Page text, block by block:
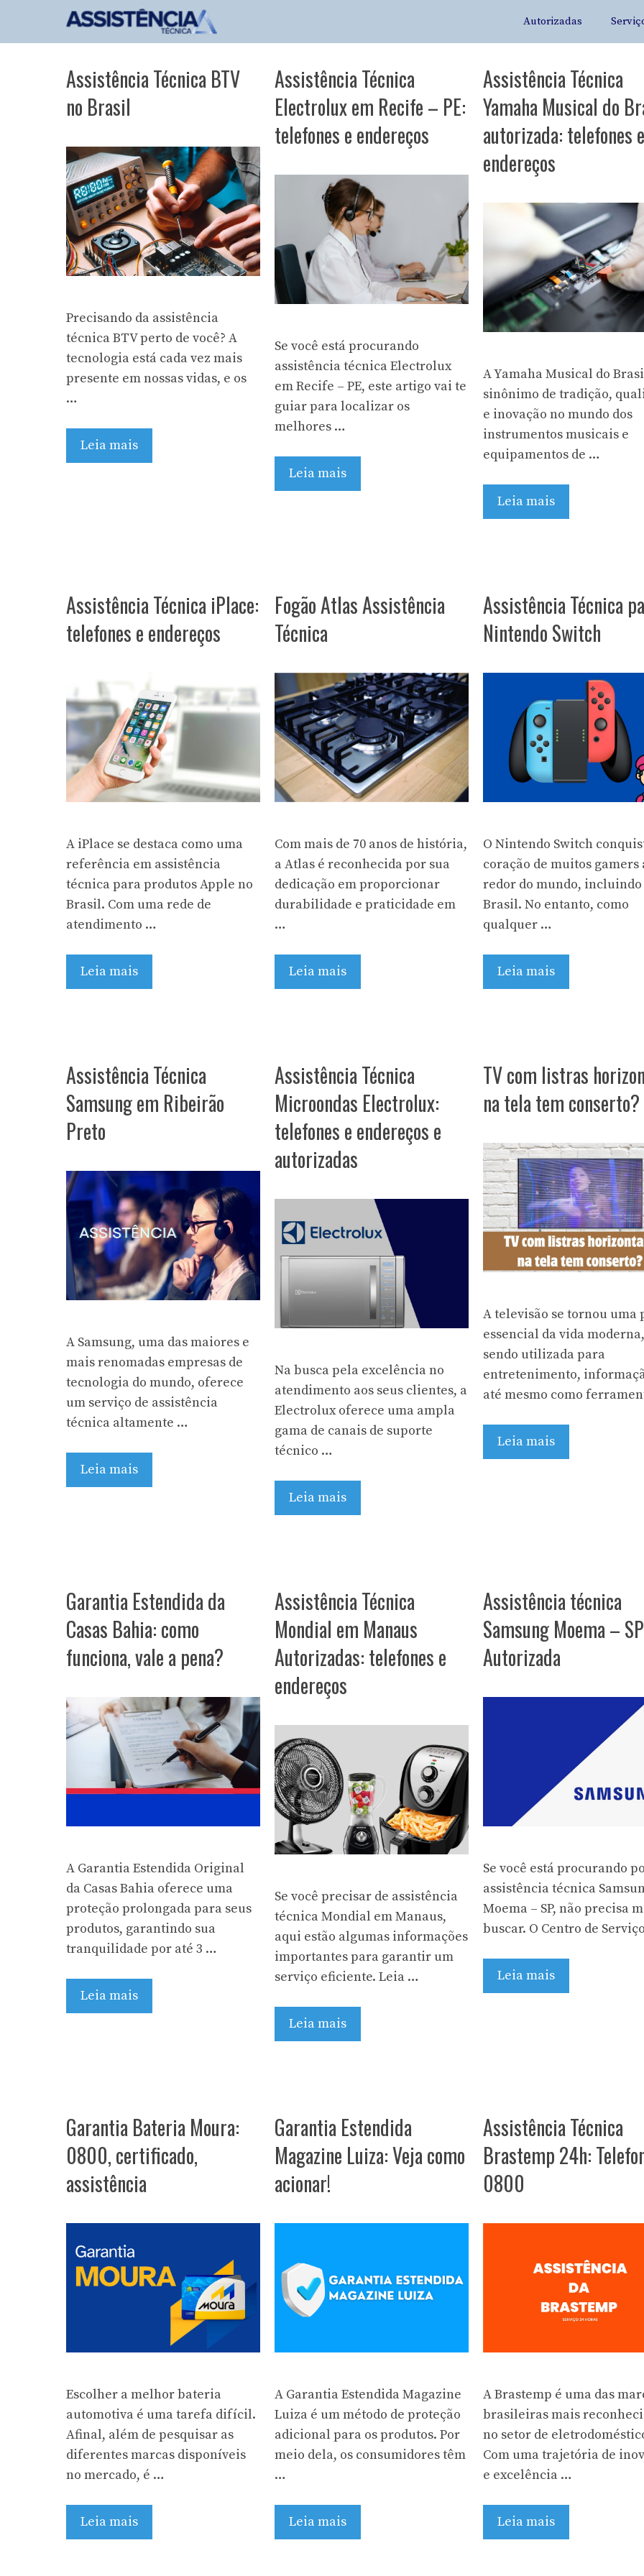
Autorizadas
Assistência Técnica BTV
no Brasil
Precisando da assistência
técnica BTV perto de você? A
tecnologia está cada vez mais
presente em nossas vidas, e os
…
Leia mais
Assistência Técnica
Electrolux em Recife – PE:
telefones e endereços
Se você está procurando
assistência técnica Electrolux
em Recife – PE, este artigo vai te
guiar para localizar os
melhores …
Leia mais
Assistência Técnica
Yamaha Musical do
autorizada: telefones e
endereços
A Yamaha Musical do
sinônimo de tradição,
e inovação no mundo dos
instrumentos musicais e
equipamentos de …
Leia mais
Assistência Técnica iPlace:
telefones e endereços
A iPlace se destaca como uma
referência em assistência
técnica para produtos Apple no
Brasil. Com uma rede de
atendimento …
Leia mais
Fogão Atlas Assistência
Técnica
Com mais de 70 anos de história,
a Atlas é reconhecida por sua
dedicação em proporcionar
durabilidade e praticidade em
…
Leia mais
Assistência Técnica
Nintendo Switch
O Nintendo Switch
coração de muitos gamers
redor do mundo, incluindo
Brasil. No entanto, como
qualquer …
Leia mais
Assistência Técnica
Samsung em Ribeirão
Preto
A Samsung, uma das maiores e
mais renomadas empresas de
tecnologia do mundo, oferece
um serviço de assistência
técnica altamente …
Leia mais
Assistência Técnica
Microondas Electrolux:
telefones e endereços e
autorizadas
Na busca pela excelência no
atendimento aos seus clientes, a
Electrolux oferece uma ampla
gama de canais de suporte
técnico …
Leia mais
TV com listras
na tela tem conserto?
A televisão se tornou uma
essencial da vida moderna,
sendo utilizada para
entretenimento,
até mesmo como
Leia mais
Garantia Estendida da
Casas Bahia: como
funciona, vale a pena?
A Garantia Estendida Original
da Casas Bahia oferece uma
proteção prolongada para seus
produtos, garantindo sua
tranquilidade por até 3 …
Leia mais
Assistência Técnica
Mondial em Manaus
Autorizadas: telefones e
endereços
Se você precisar de assistência
técnica Mondial em Manaus,
aqui estão algumas informações
importantes para garantir um
serviço eficiente. Leia …
Leia mais
Assistência técnica
Samsung Moema – SP
Autorizada
Se você está procurando
assistência técnica
Moema – SP, não precisa
buscar. O Centro de
Leia mais
Garantia Bateria Moura:
0800, certificado,
assistência
Escolher a melhor bateria
automotiva é uma tarefa difícil.
Afinal, além de pesquisar as
diferentes marcas disponíveis
no mercado, é …
Leia mais
Garantia Estendida
Magazine Luiza: Veja como
acionar!
A Garantia Estendida Magazine
Luiza é um método de proteção
adicional para os produtos. Por
meio dela, os consumidores têm
…
Leia mais
Assistência Técnica
Brastemp 24h:
0800
A Brastemp é uma das
brasileiras mais
no setor de
Com uma trajetória de
e excelência …
Leia mais